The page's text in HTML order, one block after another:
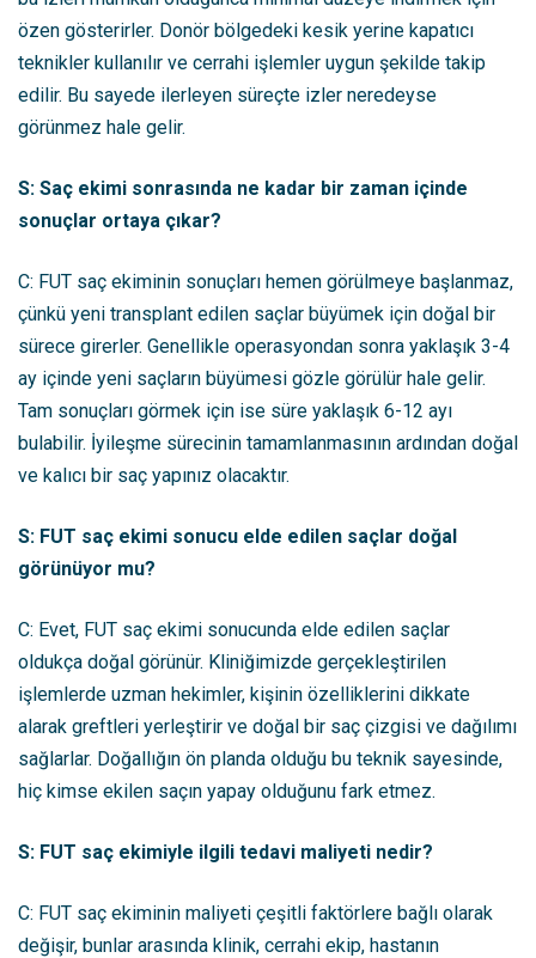
özen gösterirler. Donör bölgedeki kesik yerine kapatıcı
teknikler kullanılır ve cerrahi işlemler uygun şekilde takip
edilir. Bu sayede ilerleyen süreçte izler neredeyse
görünmez hale gelir.
S: Saç ekimi sonrasında ne kadar bir zaman içinde
sonuçlar ortaya çıkar?
C: FUT saç ekiminin sonuçları hemen görülmeye başlanmaz,
çünkü yeni transplant edilen saçlar büyümek için doğal bir
sürece girerler. Genellikle operasyondan sonra yaklaşık 3-4
ay içinde yeni saçların büyümesi gözle görülür hale gelir.
Tam sonuçları görmek için ise süre yaklaşık 6-12 ayı
bulabilir. İyileşme sürecinin tamamlanmasının ardından doğal
ve kalıcı bir saç yapınız olacaktır.
S: FUT saç ekimi sonucu elde edilen saçlar doğal
görünüyor mu?
C: Evet, FUT saç ekimi sonucunda elde edilen saçlar
oldukça doğal görünür. Kliniğimizde gerçekleştirilen
işlemlerde uzman hekimler, kişinin özelliklerini dikkate
alarak greftleri yerleştirir ve doğal bir saç çizgisi ve dağılımı
sağlarlar. Doğallığın ön planda olduğu bu teknik sayesinde,
hiç kimse ekilen saçın yapay olduğunu fark etmez.
S: FUT saç ekimiyle ilgili tedavi maliyeti nedir?
C: FUT saç ekiminin maliyeti çeşitli faktörlere bağlı olarak
değişir, bunlar arasında klinik, cerrahi ekip, hastanın